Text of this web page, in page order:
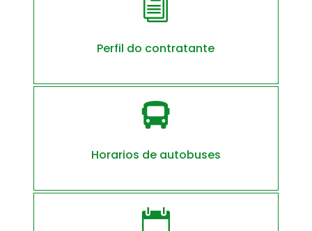
i
Perfil do contratante

Horarios de autobuses
